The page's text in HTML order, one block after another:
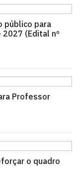
público para
(Edital nº
Professor
o quadro